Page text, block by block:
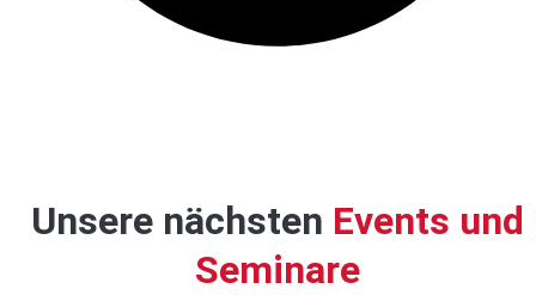
Unsere nächsten Events und
Seminare